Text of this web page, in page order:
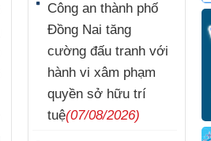
Công an thành phố
Đồng Nai tăng
cường đấu tranh với
hành vi xâm phạm
quyền sở hữu trí
tuệ(07/08/2026)